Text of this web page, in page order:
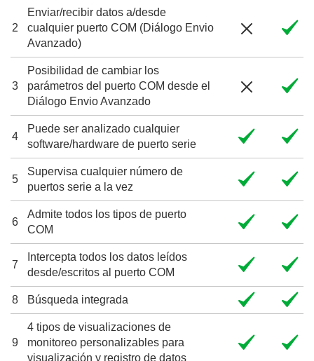
2
Enviar/recibir datos a/desde
cualquier puerto COM (Diálogo Envio
Avanzado)
3
Posibilidad de cambiar los
parámetros del puerto COM desde el
Diálogo Envio Avanzado
4
Puede ser analizado cualquier
software/hardware de puerto serie
5
Supervisa cualquier número de
puertos serie a la vez
6
Admite todos los tipos de puerto
COM
7
Intercepta todos los datos leídos
desde/escritos al puerto COM
8 Búsqueda integrada
9
4 tipos de visualizaciones de
monitoreo personalizables para
visualización y registro de datos